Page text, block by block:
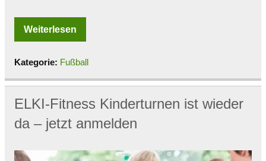
Weiterlesen
Kategorie: Fußball
ELKI-Fitness Kinderturnen ist wieder
da – jetzt anmelden